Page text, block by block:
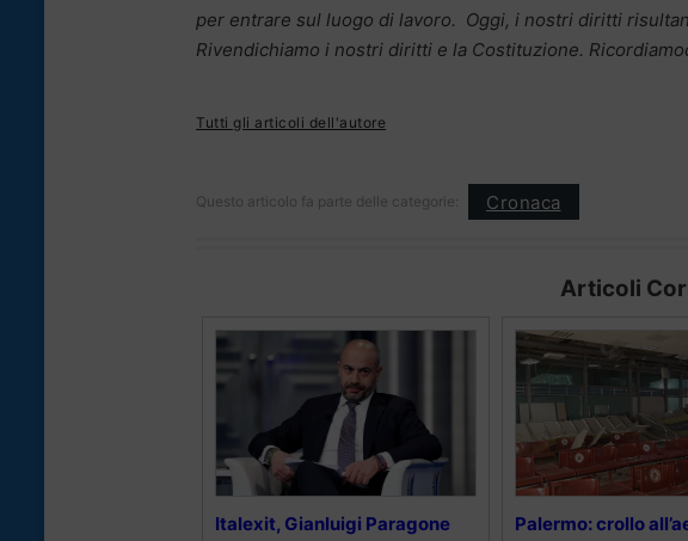
per entrare sul luogo di lavoro. Oggi, i nostri diritti
Rivendichiamo i nostri diritti e la Costituzione.
Tutti gli articoli dell'autore
Questo articolo fa parte delle categorie: Cronaca
Articoli
Italexit, Gianluigi Paragone
Palermo: crollo